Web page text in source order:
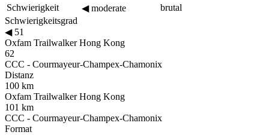
Schwierigkeit
◀moderate
brutal
Schwierigkeitsgrad
◀51
Oxfam Trailwalker Hong Kong
62
CCC - Courmayeur-Champex-Chamonix
Distanz
100 km
Oxfam Trailwalker Hong Kong
101 km
CCC - Courmayeur-Champex-Chamonix
Format